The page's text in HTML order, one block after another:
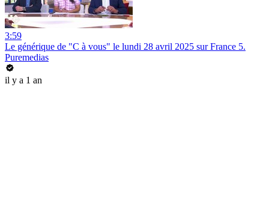
3:59
Le générique de "C à vous" le lundi 28 avril 2025 sur France 5.
Puremedias
il y a 1 an